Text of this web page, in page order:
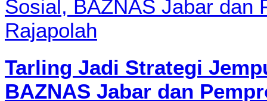
Tarling Jadi Strategi
BAZNAS Jabar dan